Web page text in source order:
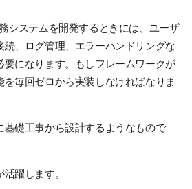
システムを開発するときには、ユーザ
続、ログ管理、エラーハンドリングな
要になります。もしフレームワークが
毎回ゼロから実装しなければなりま
基礎工事から設計するようなもので
躍します。